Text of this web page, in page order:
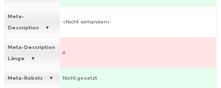
Meta-
Description
<Nicht vorhanden>
Meta-Description
Länge
0
Meta-Robots Nicht gesetzt